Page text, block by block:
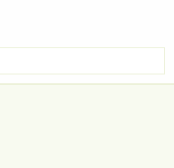
blanches au
lit